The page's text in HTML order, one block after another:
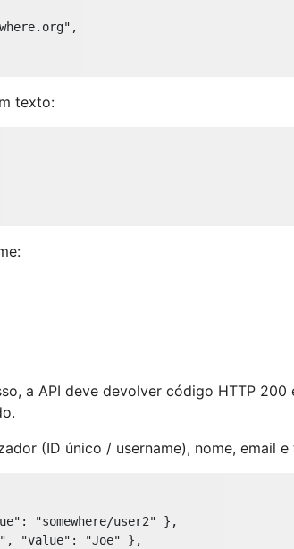
,
texto:
a API deve devolver código HTTP
(ID único / username), nome, email
: "somewhere/user2" },
, "value" : "Joe" },